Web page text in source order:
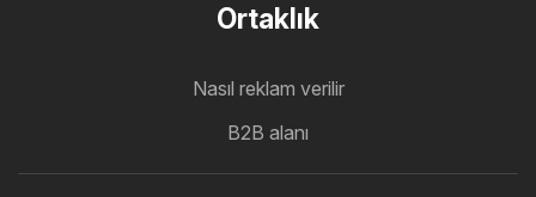
Ortaklık
Nasıl reklam verilir
B2B alanı